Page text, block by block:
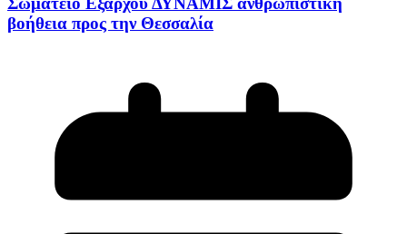
βοήθεια προς την Θεσσαλία